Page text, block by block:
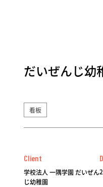
だいぜんじ幼
看板
Client
学校法人 一隅学園 だいぜん
じ幼稚園